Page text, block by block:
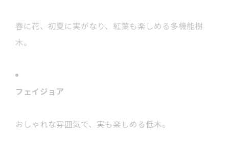
春に花、初夏に実がなり、 紅葉も楽しめる多機能樹
木。
フェイジョア
おしゃれな雰囲気で、実も楽しめる低木。